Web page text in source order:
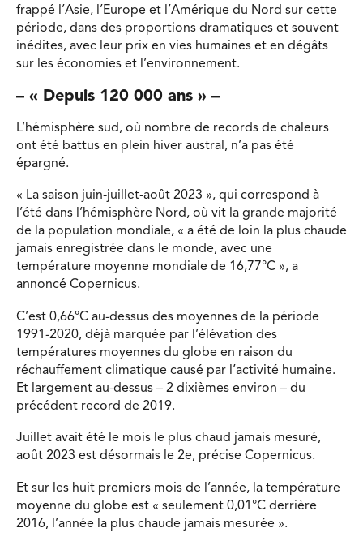
frappé l’Asie, l’Europe et l’Amérique du Nord sur cette
période, dans des proportions dramatiques et souvent
inédites, avec leur prix en vies humaines et en dégâts
sur les économies et l’environnement.
– « Depuis 120 000 ans » –
L’hémisphère sud, où nombre de records de chaleurs
ont été battus en plein hiver austral, n’a pas été
épargné.
« La saison juin-juillet-août 2023 », qui correspond à
l’été dans l’hémisphère Nord, où vit la grande majorité
de la population mondiale, « a été de loin la plus chaude
jamais enregistrée dans le monde, avec une
température moyenne mondiale de 16,77°C », a
annoncé Copernicus.
C’est 0,66°C au-dessus des moyennes de la période
1991-2020, déjà marquée par l’élévation des
températures moyennes du globe en raison du
réchauffement climatique causé par l’activité humaine.
Et largement au-dessus – 2 dixièmes environ – du
précédent record de 2019.
Juillet avait été le mois le plus chaud jamais mesuré,
août 2023 est désormais le 2e, précise Copernicus.
Et sur les huit premiers mois de l’année, la température
moyenne du globe est « seulement 0,01°C derrière
2016, l’année la plus chaude jamais mesurée ».